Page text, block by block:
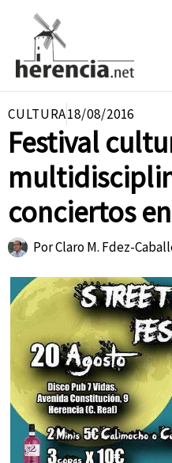
contenido
CULTURA18/08/2016
Festival
conciertos
PorClaro M. Fdez-